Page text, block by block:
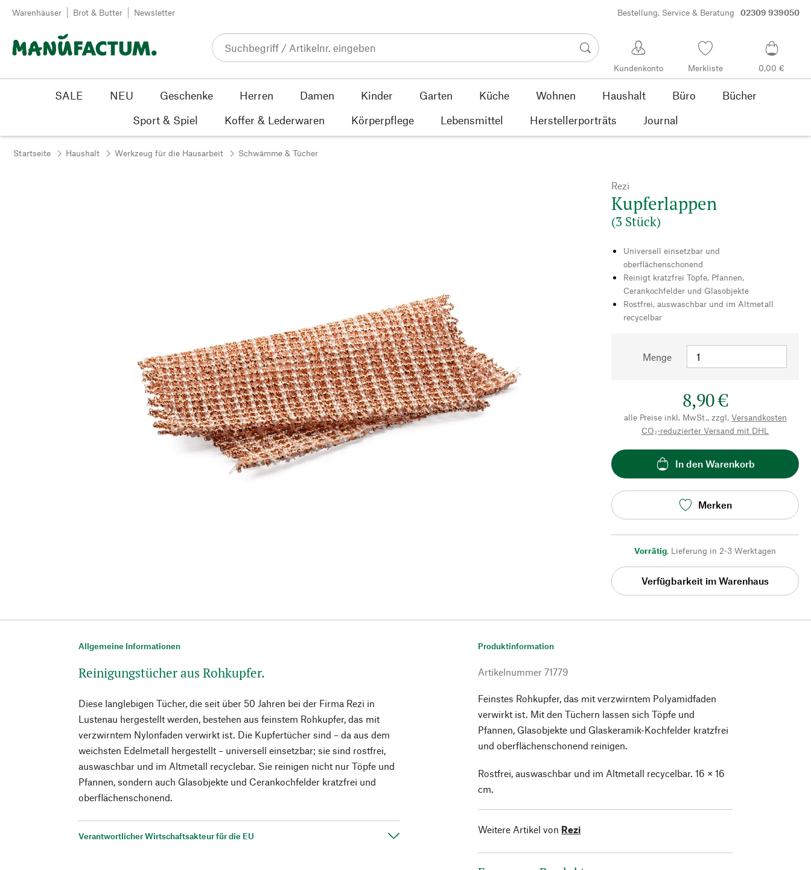
Zum Inhalt springen
Warenhäuser Brot & Butter Newsletter Bestellung, Service & Beratung 02309 939050
Kundenkonto Merkliste 0,00 €
SALE NEU Geschenke Herren Damen Kinder Garten Küche Wohnen Haushalt Büro
Bücher
Sport & Spiel
Koffer & Lederwaren Körperpflege Lebensmittel Herstellerporträts Journal
Startseite Haushalt Werkzeug für die Hausarbeit Schwämme & Tücher
Rezi
Kupferlappen
(3 Stück)
Universell einsetzbar und
oberflächenschonend
Reinigt kratzfrei Töpfe, Pfannen,
Cerankochfelder und Glasobjekte
Rostfrei, auswaschbar und im Altmetall
recycelbar
Menge
8,90 €
alle Preise inkl. MwSt., zzgl. Versandkosten
CO₂-reduzierter Versand mit DHL
In den Warenkorb
Merken
Vorrätig, Lieferung in 2-3 Werktagen
Verfügbarkeit im Warenhaus
Allgemeine Informationen
Reinigungstücher aus Rohkupfer.
Diese langlebigen Tücher, die seit über 50 Jahren bei der Firma Rezi in
Lustenau hergestellt werden, bestehen aus feinstem Rohkupfer, das mit
verzwirntem Nylonfaden verwirkt ist. Die Kupfertücher sind – da aus dem
weichsten Edelmetall hergestellt – universell einsetzbar; sie sind rostfrei,
auswaschbar und im Altmetall recyclebar. Sie reinigen nicht nur Töpfe und
Pfannen, sondern auch Glasobjekte und Cerankochfelder kratzfrei und
oberflächenschonend.
Verantwortlicher Wirtschaftsakteur für die EU
Produktinformation
Artikelnummer 71779
Feinstes Rohkupfer, das mit verzwirntem Polyamidfaden
verwirkt ist. Mit den Tüchern lassen sich Töpfe und
Pfannen, Glasobjekte und Glaskeramik-Kochfelder kratzfrei
und oberflächenschonend reinigen.
Rostfrei, auswaschbar und im Altmetall recycelbar. 16 × 16
cm.
Weitere Artikel von Rezi